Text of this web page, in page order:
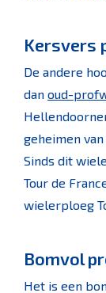
Kersvers
De andere
dan oud-
geheimen
Sinds dit
Tour de
wielerploeg
Bomvol
Het is een